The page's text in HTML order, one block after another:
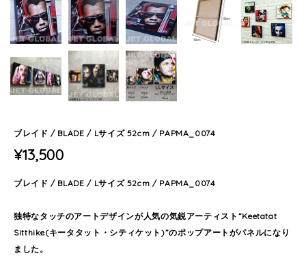
ブレイド / BLADE / Lサイズ 52cm / PAPMA_0074
¥13,500
ブレイド / BLADE / Lサイズ 52cm / PAPMA_0074
独特なタッチのアートデザインが人気の気鋭アーティスト”Keetatat
Sitthike(キータタット・シティケット)”のポップアートがパネルになり
ました。